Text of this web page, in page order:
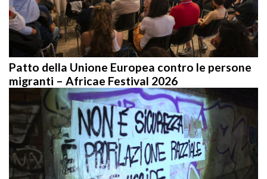
Patto della Unione Europea contro le persone
migranti – Africae Festival 2026